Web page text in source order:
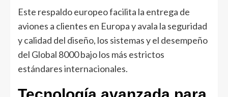
Este respaldo europeo facilita la entrega de
aviones a clientes en Europa y avala la seguridad
y calidad del diseño, los sistemas y el desempeño
del Global 8000 bajo los más estrictos
estándares internacionales.